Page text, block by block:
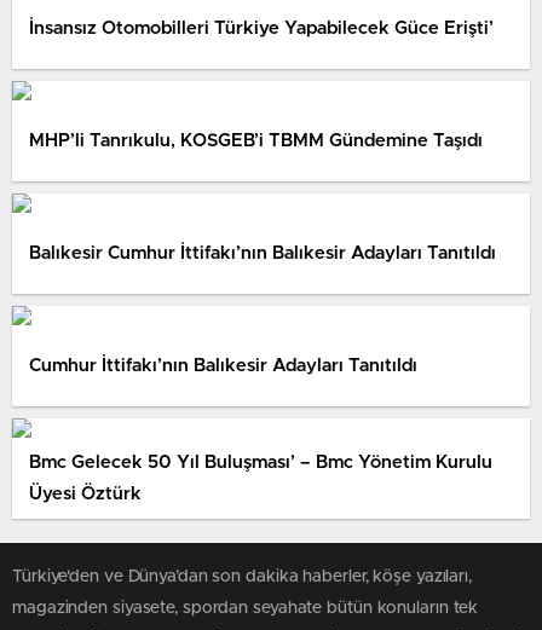
İnsansız Otomobilleri Türkiye Yapabilecek Güce Erişti’
MHP’li Tanrıkulu, KOSGEB’i TBMM Gündemine Taşıdı
Balıkesir Cumhur İttifakı’nın Balıkesir Adayları Tanıtıldı
Cumhur İttifakı’nın Balıkesir Adayları Tanıtıldı
Bmc Gelecek 50 Yıl Buluşması’ – Bmc Yönetim Kurulu
Üyesi Öztürk
Türkiye'den ve Dünya’dan son dakika haberler, köşe yazıları,
magazinden siyasete, spordan seyahate bütün konuların tek